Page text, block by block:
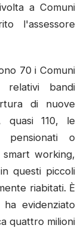
a Comuni
l'assessore
70 i Comuni
bandi
di nuove
quasi 110, le
pensionati o
working,
questi piccoli
riabitati. È
evidenziato
quattro milioni